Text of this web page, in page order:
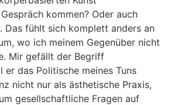
kommen? Oder auch
Das fühlt sich komplett anders an
wo ich meinem Gegenüber nicht
Mir gefällt der Begriff
er das Politische meines Tuns
nicht nur als ästhetische Praxis,
gesellschaftliche Fragen auf